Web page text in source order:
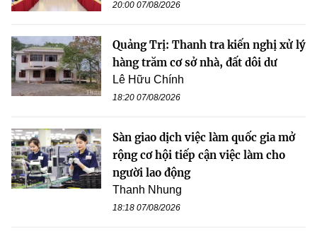
20:00 07/08/2026
Quảng Trị: Thanh tra kiến nghị xử lý
hàng trăm cơ sở nhà, đất dôi dư
Lê Hữu Chính
18:20 07/08/2026
Sàn giao dịch việc làm quốc gia mở
rộng cơ hội tiếp cận việc làm cho
người lao động
Thanh Nhung
18:18 07/08/2026